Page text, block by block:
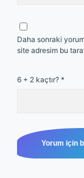
Daha sonraki
site adresim bu
6 + 2 kaçtır? *